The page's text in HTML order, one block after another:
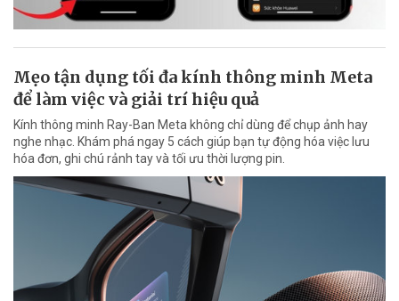
Mẹo tận dụng tối đa kính thông minh Meta
để làm việc và giải trí hiệu quả
Kính thông minh Ray-Ban Meta không chỉ dùng để chụp ảnh hay
nghe nhạc. Khám phá ngay 5 cách giúp bạn tự động hóa việc lưu
hóa đơn, ghi chú rảnh tay và tối ưu thời lượng pin.